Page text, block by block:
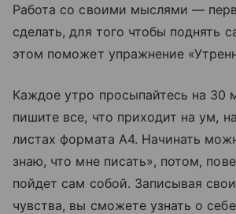
Работа со своими мыслями —
сделать, для того чтобы поднять
этом поможет упражнение
Каждое утро просыпайтесь на 30
пишите все, что приходит на ум,
листах формата А4. Начинать
знаю, что мне писать», потом,
пойдет сам собой. Записывая
чувства, вы сможете узнать о